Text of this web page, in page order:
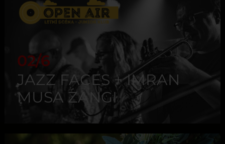
02/6
JAZZ FACES + IMRAN
MUSA ZANGI